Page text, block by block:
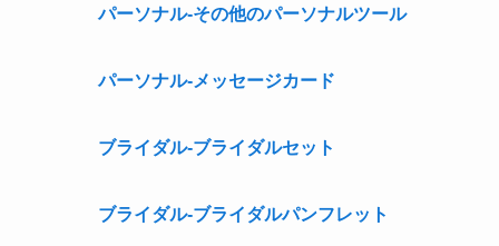
パーソナル-その他のパーソナルツール
パーソナル-メッセージカード
ブライダル-ブライダルセット
ブライダル-ブライダルパンフレット